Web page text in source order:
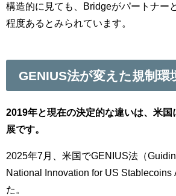
構造的に見ても、Bridgeがパートナー
程度あるとみられています。
GENIUS法が変えた規制環
2019年と現在の決定的な違いは、米国
展です。
2025年7月、米国でGENIUS法（
National Innovation for US Stablecoins
た。